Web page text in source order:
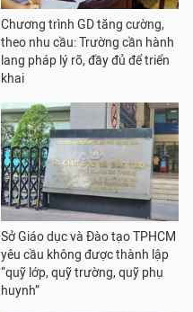
Chương trình GD tăng cường,
theo nhu cầu: Trường cần hành
lang pháp lý rõ, đầy đủ để triển
khai
Sở Giáo dục và Đào tạo TPHCM
yêu cầu không được thành lập
“quỹ lớp, quỹ trường, quỹ phụ
huynh”